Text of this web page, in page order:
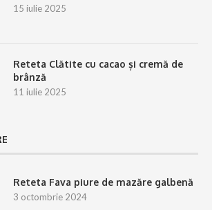
15 iulie 2025
Reteta Clătite cu cacao și cremă de
brânză
11 iulie 2025
Reteta Fava piure de mazăre galbenă
3 octombrie 2024